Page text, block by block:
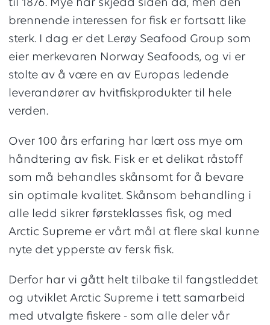
til 1876. Mye har skjedd siden da, men den
brennende interessen for fisk er fortsatt like
sterk. I dag er det Lerøy Seafood Group som
eier merkevaren Norway Seafoods, og vi er
stolte av å være en av Europas ledende
leverandører av hvitfiskprodukter til hele
verden.
Over 100 års erfaring har lært oss mye om
håndtering av fisk. Fisk er et delikat råstoff
som må behandles skånsomt for å bevare
sin optimale kvalitet. Skånsom behandling i
alle ledd sikrer førsteklasses fisk, og med
Arctic Supreme er vårt mål at flere skal kunne
nyte det ypperste av fersk fisk.
Derfor har vi gått helt tilbake til fangstleddet
og utviklet Arctic Supreme i tett samarbeid
med utvalgte fiskere - som alle deler vår